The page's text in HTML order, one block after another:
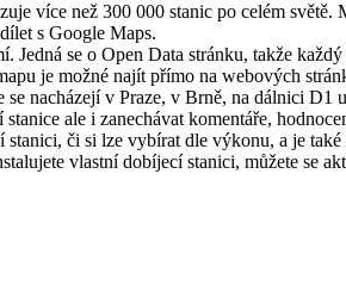
více než 300 000 stanic po celém
s Google Maps.
se o Open Data stránku, takže
je možné najít přímo na webových
nacházejí v Praze, v Brně, na dálnici D1
ale i zanechávat komentáře,
či si lze vybírat dle výkonu, a je
vlastní dobíjecí stanici, můžete se